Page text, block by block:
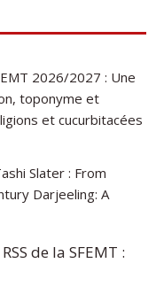
Darjeeling: A
toponyme et
et cucurbitacées
Darjeeling: A
de la SFEMT :